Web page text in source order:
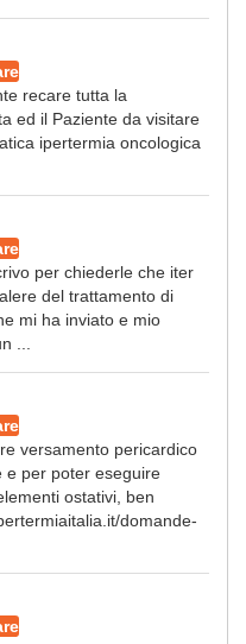
recare tutta la
ed il Paziente da visitare
ipertermia oncologica
per chiederle che iter
del trattamento di
mi ha inviato e mio
...
versamento pericardico
e per poter eseguire
ostativi, ben
domande-